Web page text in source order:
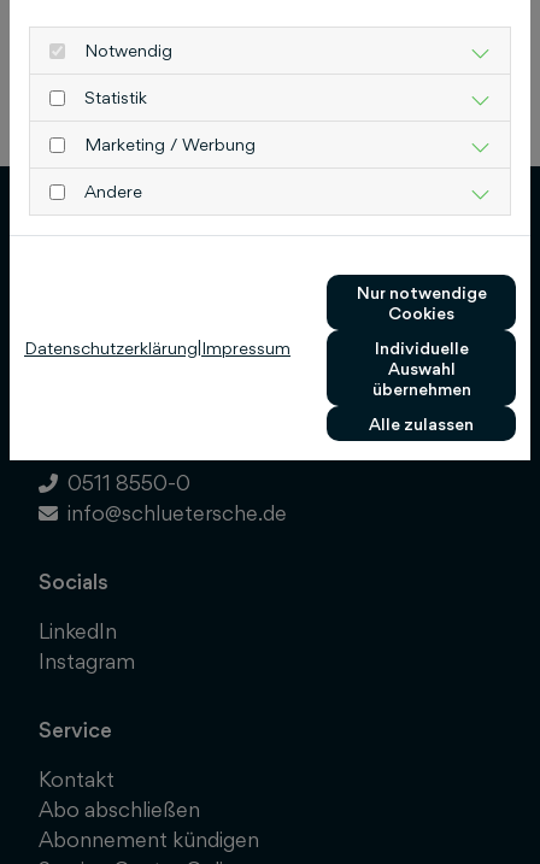
Previous
Next
Schlütersche Verlagsgesellschaft mbH & Co.
KG
0511 8550-0
info@schluetersche.de
Socials
LinkedIn
Instagram
Service
Kontakt
Abo abschließen
Abonnement kündigen
Notwendig
Statistik
Marketing / Werbung
Andere
Datenschutzerklärung Impressum
Nur notwendige
Cookies
Individuelle
Auswahl
übernehmen
Alle zulassen